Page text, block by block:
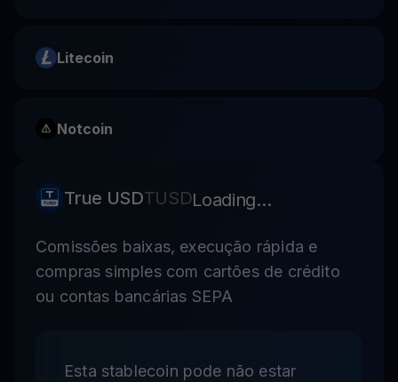
Litecoin
Notcoin
True USDTUSDLoading...
Comissões baixas, execução rápida e
compras simples com cartões de crédito
ou contas bancárias SEPA
Esta stablecoin pode não estar